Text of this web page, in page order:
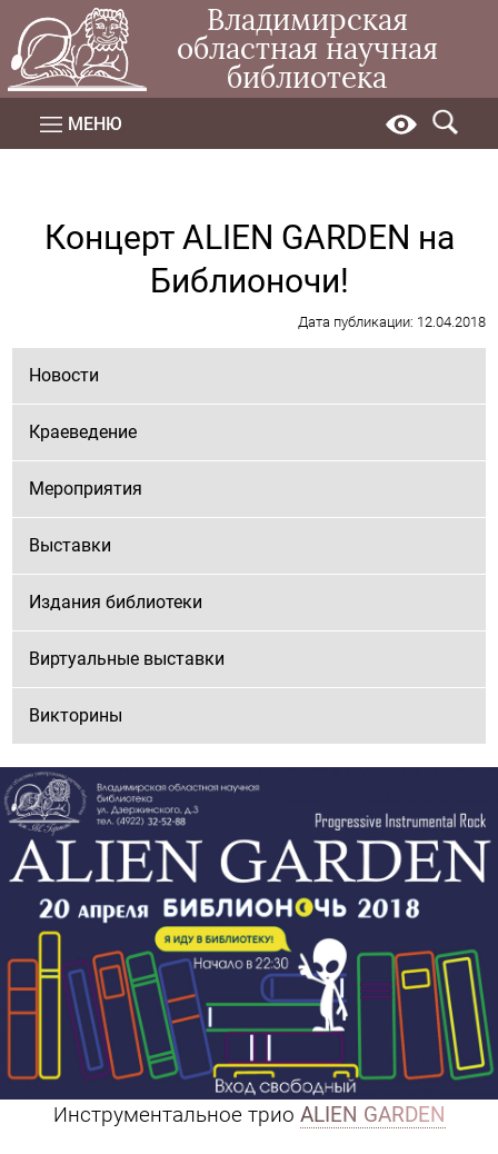
Владимирская
областная научная
библиотека
МЕНЮ
Концерт ALIEN GARDEN на
Библионочи!
Дата публикации: 12.04.2018
Новости
Краеведение
Мероприятия
Выставки
Издания библиотеки
Виртуальные выставки
Викторины
Инструментальное трио ALIEN GARDEN